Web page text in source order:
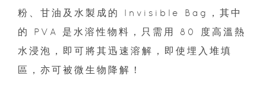
粉、甘油及水製成的 Invisible Bag，其中
的 PVA 是水溶性物料，只需用 80 度高溫熱
水浸泡，即可將其迅速溶解，即使埋入堆填
區，亦可被微生物降解！